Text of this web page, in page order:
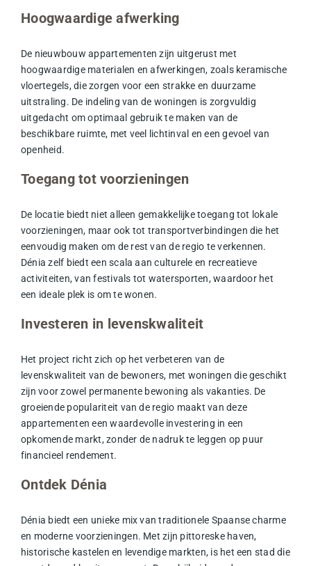
Hoogwaardige afwerking
De nieuwbouw appartementen zijn uitgerust met
hoogwaardige materialen en afwerkingen, zoals keramische
vloertegels, die zorgen voor een strakke en duurzame
uitstraling. De indeling van de woningen is zorgvuldig
uitgedacht om optimaal gebruik te maken van de
beschikbare ruimte, met veel lichtinval en een gevoel van
openheid.
Toegang tot voorzieningen
De locatie biedt niet alleen gemakkelijke toegang tot lokale
voorzieningen, maar ook tot transportverbindingen die het
eenvoudig maken om de rest van de regio te verkennen.
Dénia zelf biedt een scala aan culturele en recreatieve
activiteiten, van festivals tot watersporten, waardoor het
een ideale plek is om te wonen.
Investeren in levenskwaliteit
Het project richt zich op het verbeteren van de
levenskwaliteit van de bewoners, met woningen die geschikt
zijn voor zowel permanente bewoning als vakanties. De
groeiende populariteit van de regio maakt van deze
appartementen een waardevolle investering in een
opkomende markt, zonder de nadruk te leggen op puur
financieel rendement.
Ontdek Dénia
Dénia biedt een unieke mix van traditionele Spaanse charme
en moderne voorzieningen. Met zijn pittoreske haven,
historische kastelen en levendige markten, is het een stad die